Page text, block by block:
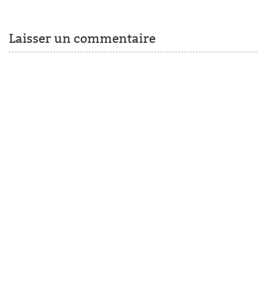
Laisser un commentaire